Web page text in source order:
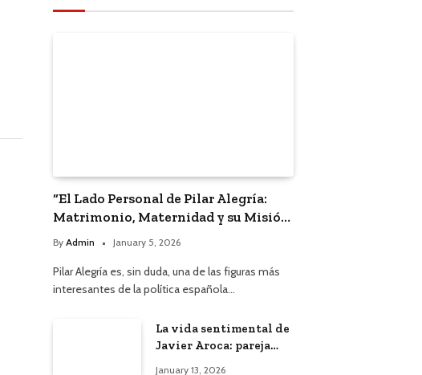
“El Lado Personal de Pilar Alegría:
Matrimonio, Maternidad y su Misión
Política”
By Admin January 5, 2026
Pilar Alegría es, sin duda, una de las figuras más
interesantes de la política española…
La vida sentimental de
Javier Aroca: pareja
January 13, 2026